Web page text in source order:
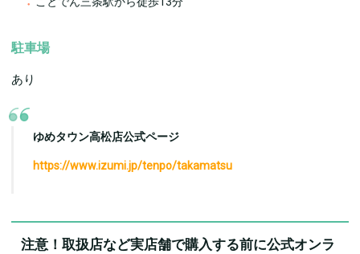
駐車場
あり
ゆめタウン高松店公式ページ
https://www.izumi.jp/tenpo/takamatsu
注意！取扱店など実店舗で購入する前に公式オンラ